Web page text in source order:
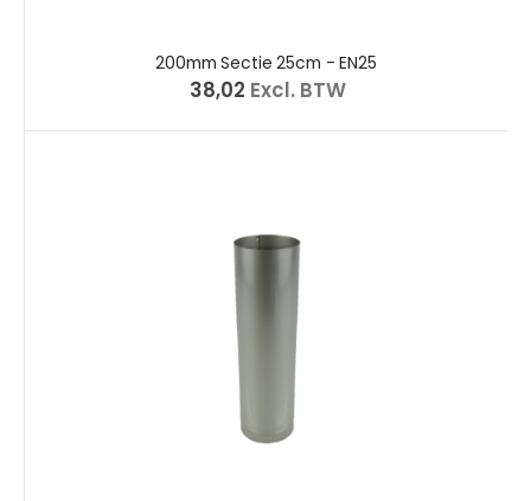
200mm Sectie 25cm - EN25
€ 38,02 Excl. BTW